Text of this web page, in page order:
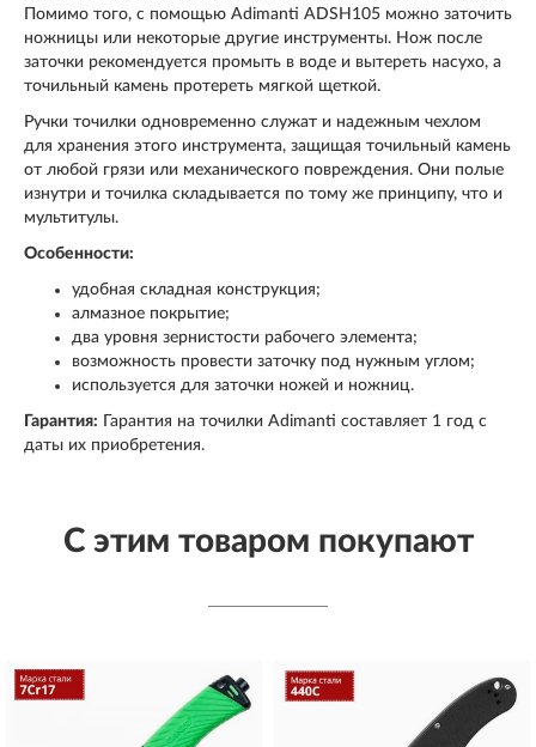
Помимо того, с помощью Adimanti ADSH105 можно заточить
ножницы или некоторые другие инструменты. Нож после
заточки рекомендуется промыть в воде и вытереть насухо, а
точильный камень протереть мягкой щеткой.
Ручки точилки одновременно служат и надежным чехлом
для хранения этого инструмента, защищая точильный камень
от любой грязи или механического повреждения. Они полые
изнутри и точилка складывается по тому же принципу, что и
мультитулы.
Особенности:
удобная складная конструкция;
алмазное покрытие;
два уровня зернистости рабочего элемента;
возможность провести заточку под нужным углом;
используется для заточки ножей и ножниц.
Гарантия: Гарантия на точилки Adimanti составляет 1 год с
даты их приобретения.
С этим товаром покупают